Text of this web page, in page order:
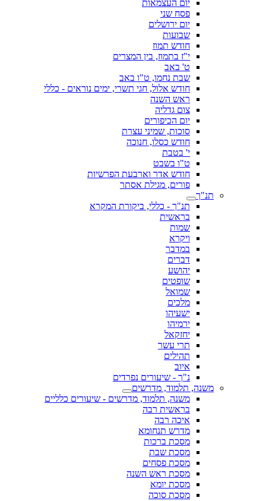
יום העצמאות
פסח שני
יום ירושלים
שבועות
חודש תמוז
י"ז בתמוז, בין המצרים
ט' באב
שבת נחמו, ט"ו באב
חודש אלול, חגי תשרי, ימים נוראים - כללי
ראש השנה
צום גדליה
יום הכיפורים
סוכות, שמיני עצרת
חודש כסלו, חנוכה
י' בטבת
ט"ו בשבט
חודש אדר וארבעת הפרשיות
פורים, מגילת אסתר
תנ"ך
תנ"ך - כללי, ביקורת המקרא
בראשית
שמות
ויקרא
במדבר
דברים
יהושע
שופטים
שמואל
מלכים
ישעיהו
ירמיהו
יחזקאל
תרי עשר
תהילים
איוב
נ"ך - שיעורים נפרדים
משנה, תלמוד, מדרשים
משנה, תלמוד, מדרשים - שיעורים כלליים
בראשית רבה
איכה רבה
מדרש תנחומא
מסכת ברכות
מסכת שבת
מסכת פסחים
מסכת ראש השנה
מסכת יומא
מסכת סוכה